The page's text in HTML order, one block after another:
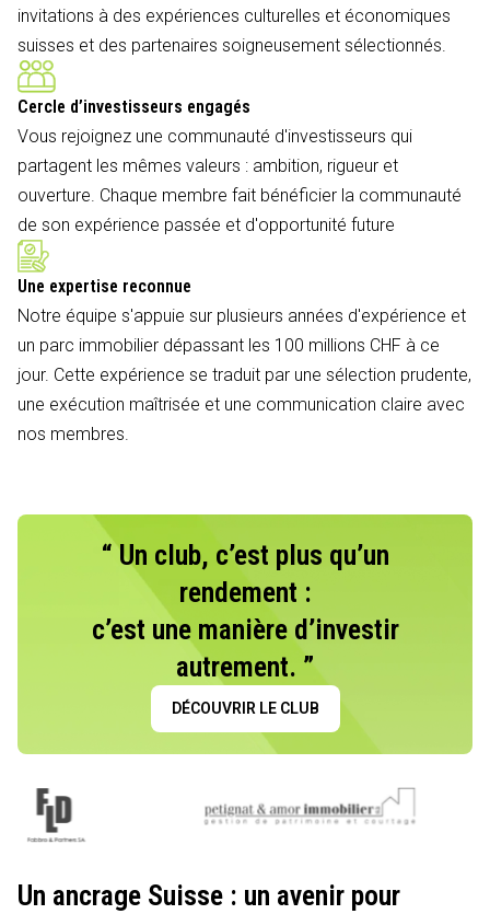
invitations à des expériences culturelles et économiques
suisses et des partenaires soigneusement sélectionnés.
Cercle d’investisseurs engagés
Vous rejoignez une communauté d'investisseurs qui
partagent les mêmes valeurs : ambition, rigueur et
ouverture. Chaque membre fait bénéficier la communauté
de son expérience passée et d'opportunité future
Une expertise reconnue
Notre équipe s'appuie sur plusieurs années d'expérience et
un parc immobilier dépassant les 100 millions CHF à ce
jour. Cette expérience se traduit par une sélection prudente,
une exécution maîtrisée et une communication claire avec
nos membres.
“ Un club, c’est plus qu’un
rendement :
c’est une manière d’investir
autrement. ”
DÉCOUVRIR LE CLUB
Un ancrage Suisse : un avenir pour